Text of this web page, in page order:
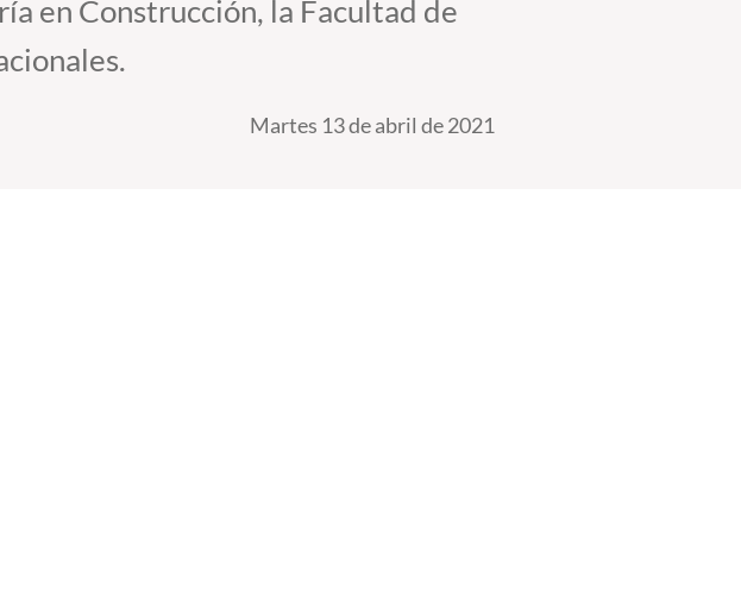
en Construcción, la Facultad de
Martes 13 de abril de 2021